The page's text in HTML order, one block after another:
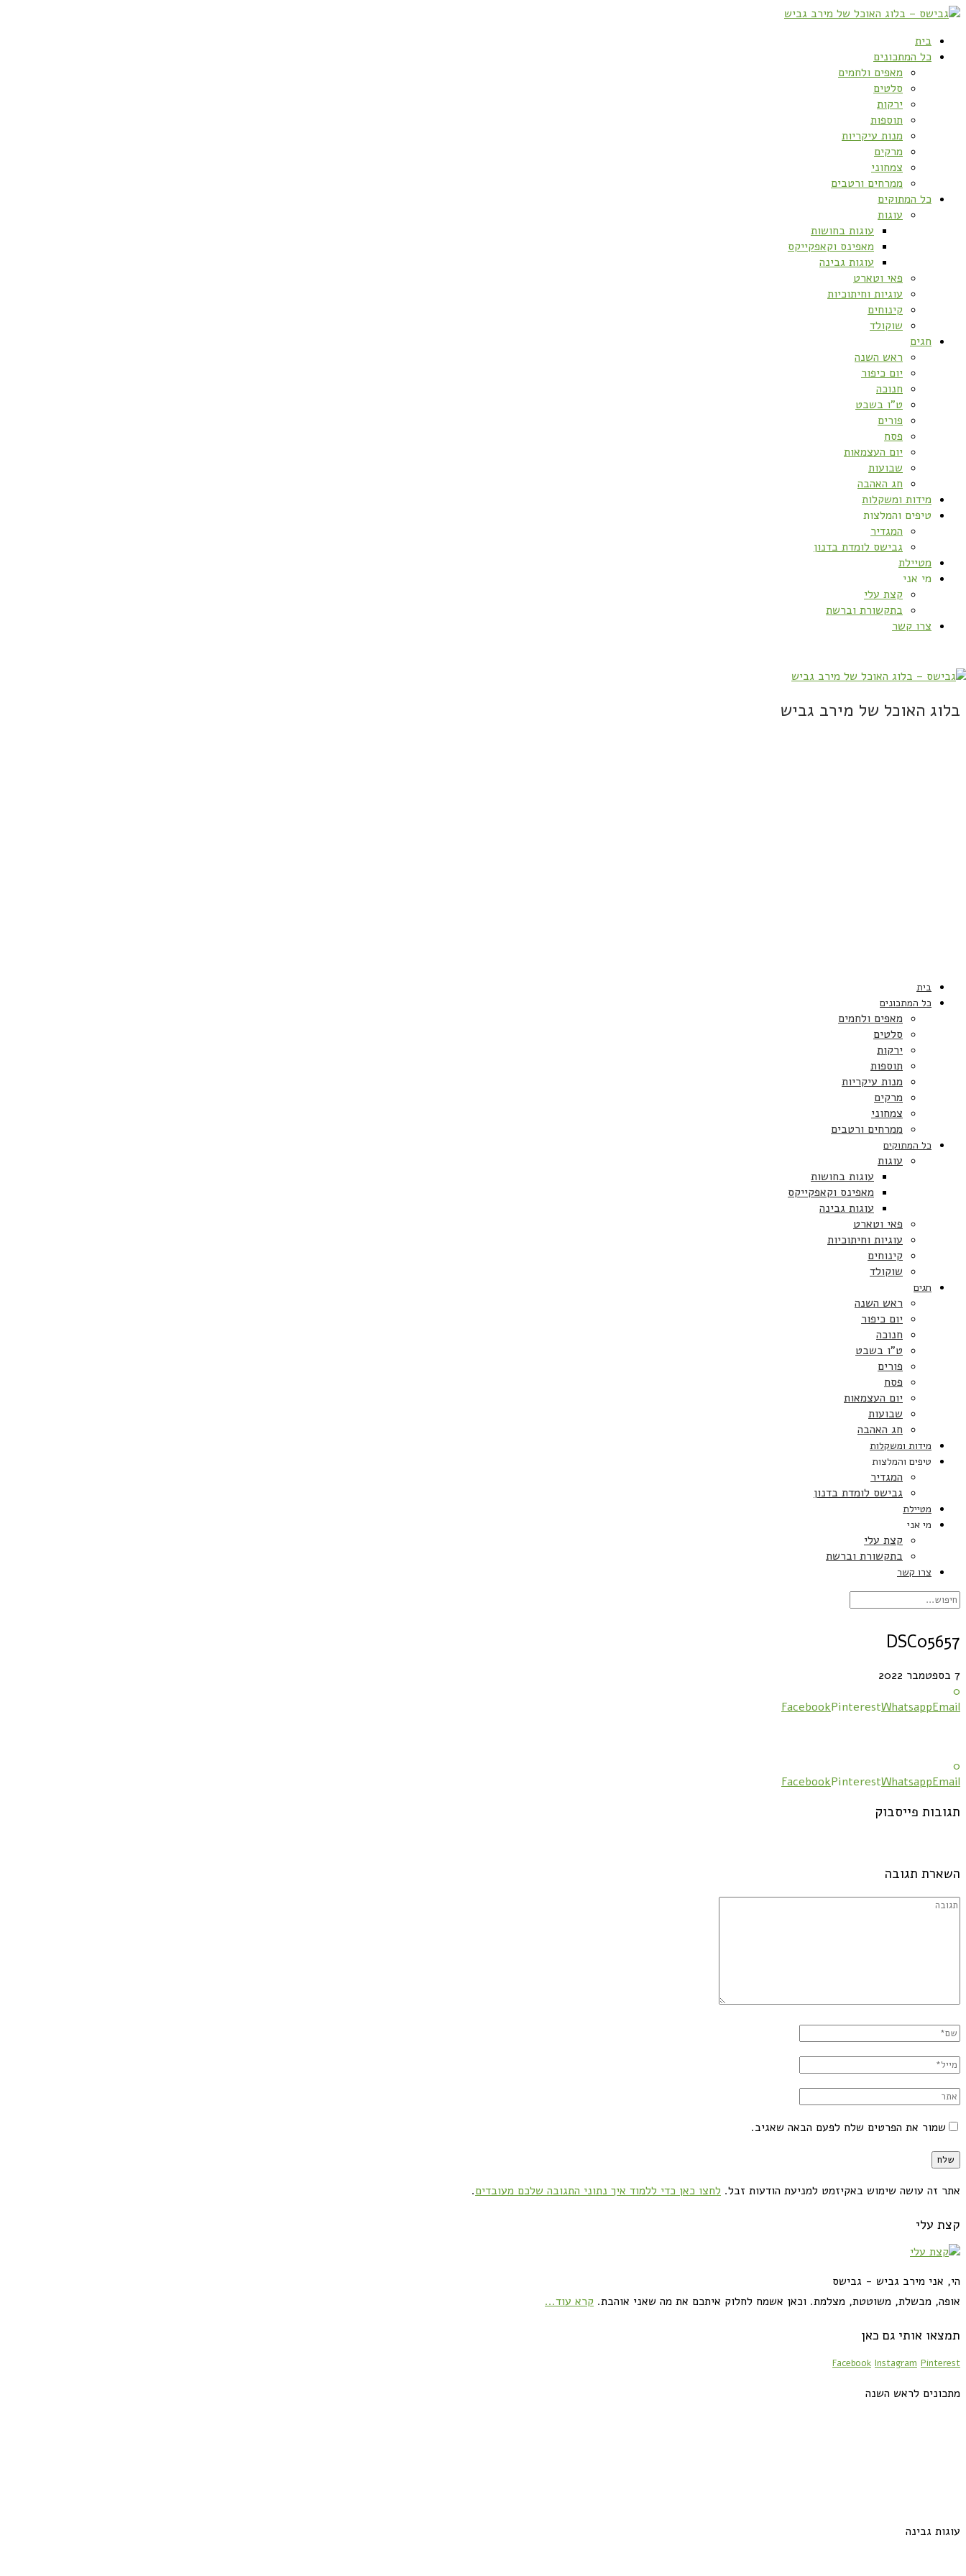
בית
כל המתכונים
מאפים ולחמים
סלטים
ירקות
תוספות
מנות עיקריות
מרקים
צמחוני
ממרחים ורטבים
כל המתוקים
עוגות
עוגות בחושות
מאפינס וקאפקייקס
עוגות גבינה
פאי וטארט
עוגיות וחיתוכיות
קינוחים
שוקולד
חגים
ראש השנה
יום כיפור
חנוכה
ט”ו בשבט
פורים
פסח
יום העצמאות
שבועות
חג האהבה
מידות ומשקלות
טיפים והמלצות
המגדיר
גבישס לומדת בדנון
מטיילת
מי אני
קצת עלי
בתקשורת וברשת
צרו קשר
בלוג האוכל של מירב גביש
בית
כל המתכונים
מאפים ולחמים
סלטים
ירקות
תוספות
מנות עיקריות
מרקים
צמחוני
ממרחים ורטבים
כל המתוקים
עוגות
עוגות בחושות
מאפינס וקאפקייקס
עוגות גבינה
פאי וטארט
עוגיות וחיתוכיות
קינוחים
שוקולד
חגים
ראש השנה
יום כיפור
חנוכה
ט”ו בשבט
פורים
פסח
יום העצמאות
שבועות
חג האהבה
מידות ומשקלות
טיפים והמלצות
המגדיר
גבישס לומדת בדנון
מטיילת
מי אני
קצת עלי
בתקשורת וברשת
צרו קשר
DSC05657
7 בספטמבר 2022
0
FacebookPinterestWhatsappEmail
0
FacebookPinterestWhatsappEmail
תגובות פייסבוק
השארת תגובה
שמור את הפרטים שלח לפעם הבאה שאגיב.
אתר זה עושה שימוש באקיזמט למניעת הודעות זבל. לחצו כאן כדי ללמוד איך נתוני התגובה שלכם מעובדים.
קצת עלי
הי, אני מירב גביש - גבישס
אופה, מבשלת, משוטטת, מצלמת. וכאן אשמח לחלוק איתכם את מה שאני אוהבת. קרא עוד...
תמצאו אותי גם כאן
Facebook Instagram Pinterest
מתכונים לראש השנה
עוגות גבינה